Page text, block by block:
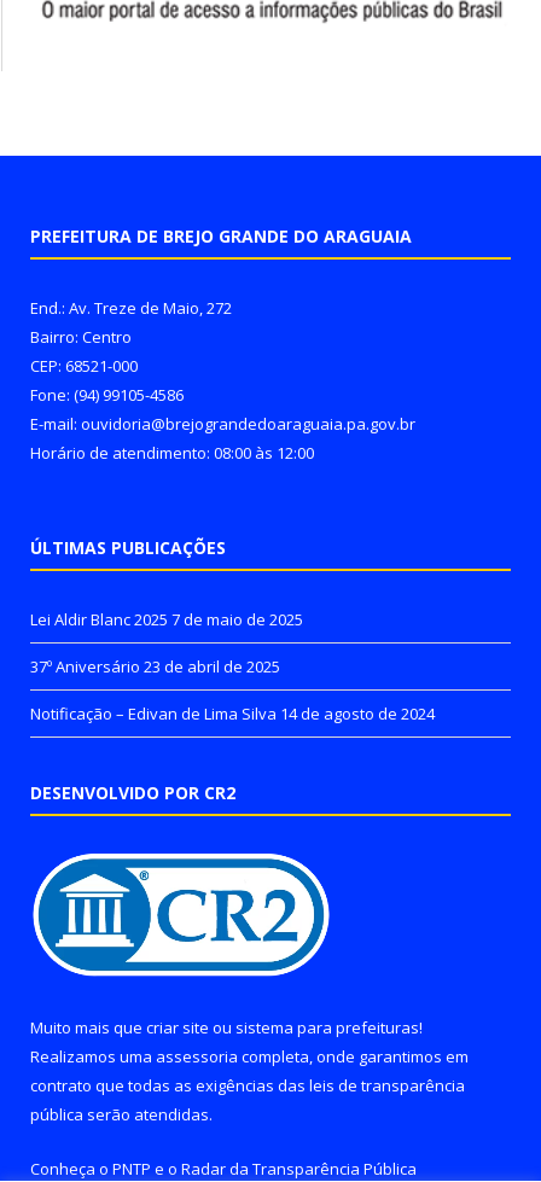
PREFEITURA DE BREJO GRANDE DO ARAGUAIA
End.: Av. Treze de Maio, 272
Bairro: Centro
CEP: 68521-000
Fone: (94) 99105-4586
E-mail: ouvidoria@brejograndedoaraguaia.pa.gov.br
Horário de atendimento: 08:00 às 12:00
ÚLTIMAS PUBLICAÇÕES
Lei Aldir Blanc 2025 7 de maio de 2025
37º Aniversário 23 de abril de 2025
Notificação – Edivan de Lima Silva 14 de agosto de 2024
DESENVOLVIDO POR CR2
Muito mais que criar site ou sistema para prefeituras!
Realizamos uma assessoria completa, onde garantimos em
contrato que todas as exigências das leis de transparência
pública serão atendidas.
Conheça o PNTP e o Radar da Transparência Pública